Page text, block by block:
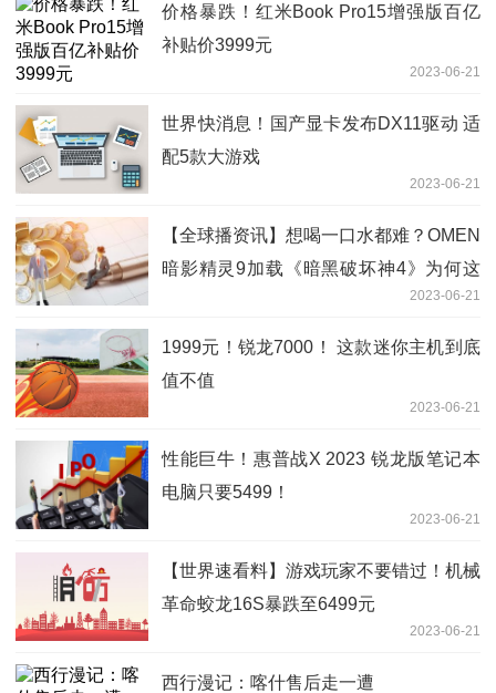
价格暴跌！红米Book Pro15增强版百亿
补贴价3999元
2023-06-21
世界快消息！国产显卡发布DX11驱动 适
配5款大游戏
2023-06-21
【全球播资讯】想喝一口水都难？OMEN
暗影精灵9加载《暗黑破坏神4》为何这
2023-06-21
1999元！锐龙7000！ 这款迷你主机到底
值不值
2023-06-21
性能巨牛！惠普战X 2023 锐龙版笔记本
电脑只要5499！
2023-06-21
【世界速看料】游戏玩家不要错过！机械
革命蛟龙16S暴跌至6499元
2023-06-21
西行漫记：喀什售后走一遭